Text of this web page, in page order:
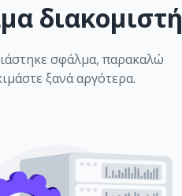
διακομιστή
σφάλμα, παρακαλώ
ξανά αργότερα.